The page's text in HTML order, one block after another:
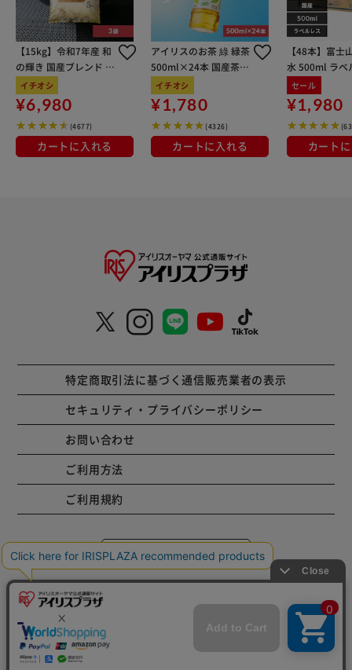
【15kg】令和7年産 和
の輝き 国産ブレンド 5
kg×3袋
イチオシ
¥6,980
(4677)
カートに入れる
アイリスのお茶 綠 緑茶
500ml×24本 国産茶葉
100％使用
イチオシ
¥1,780
(4326)
カートに入れる
【48本】富士
水 500ml ラベ
セール
¥1,980
カート
特定商取引法に基づく通信販売業者の表示
セキュリティ・プライバシーポリシー
お問い合わせ
ご利用方法
ご利用規約
コーポレートサイト